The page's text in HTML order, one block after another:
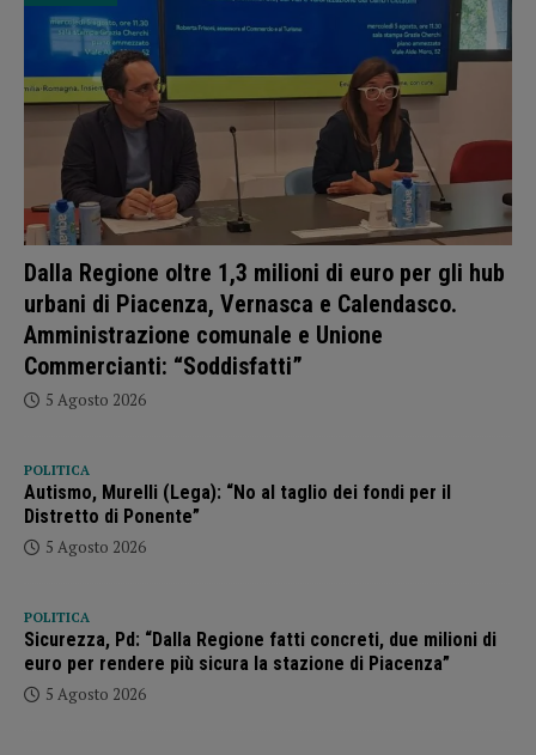
Dalla Regione oltre 1,3 milioni di euro per gli hub
urbani di Piacenza, Vernasca e Calendasco.
Amministrazione comunale e Unione
Commercianti: “Soddisfatti”
5 Agosto 2026
POLITICA
Autismo, Murelli (Lega): “No al taglio dei fondi per il
Distretto di Ponente”
5 Agosto 2026
POLITICA
Sicurezza, Pd: “Dalla Regione fatti concreti, due milioni di
euro per rendere più sicura la stazione di Piacenza”
5 Agosto 2026